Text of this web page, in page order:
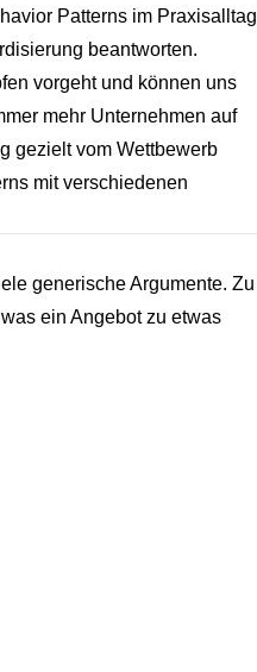
Patterns im Praxisalltag
beantworten.
vorgeht und können uns
mehr Unternehmen auf
gezielt vom Wettbewerb
mit verschiedenen
generische Argumente. Zu
ein Angebot zu etwas